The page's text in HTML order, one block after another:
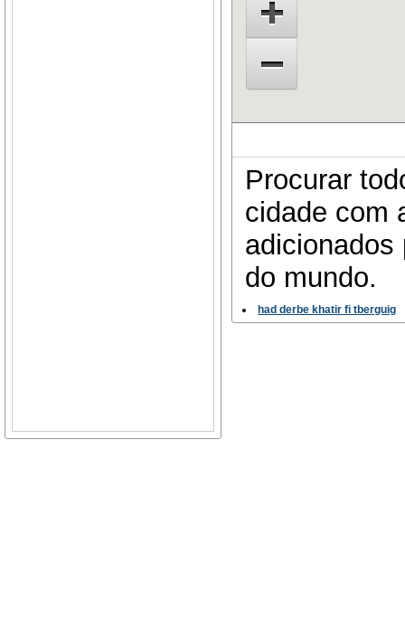
Procurar
cidade com
adicionados
do mundo.
had derbe khatir fi tberguig